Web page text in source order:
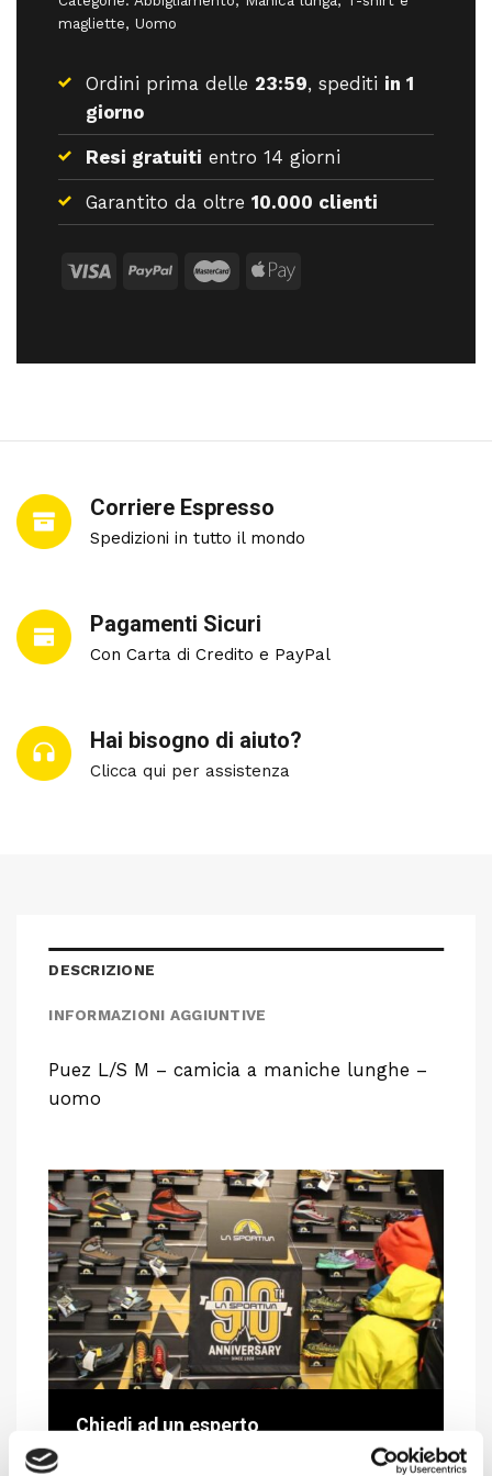
magliette, Uomo
Ordini prima delle 23:59, spediti in 1
giorno
Resi gratuiti entro 14 giorni
Garantito da oltre 10.000 clienti
Corriere Espresso
Spedizioni in tutto il mondo
Pagamenti Sicuri
Con Carta di Credito e PayPal
Hai bisogno di aiuto?
Clicca qui per assistenza
Chiedi ad un esperto
DESCRIZIONE
INFORMAZIONI AGGIUNTIVE
Puez L/S M – camicia a maniche lunghe –
uomo